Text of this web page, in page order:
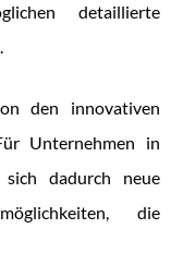
detaillierte
den innovativen
Unternehmen in
dadurch neue
die